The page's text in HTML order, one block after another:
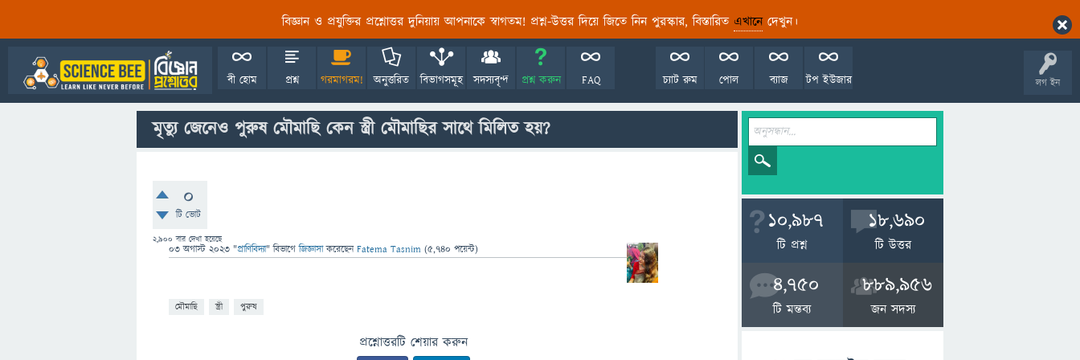
বিজ্ঞান ও প্রযুক্তির প্রশ্নোত্তর দুনিয়ায় আপনাকে স্বাগতম! প্রশ্ন-উত্তর দিয়ে জিতে নিন পুরস্কার, বিস্তারিত এখানেদেখুন।
লগ ইন
বী হোম প্রশ্ন গরমাগরম! অনুত্তরিত বিভাগসমূহ সদস্যবৃন্দ প্রশ্ন করুন FAQ টপ ইউজার
ব্যাজ
পোল
চ্যাট রুম
মৃত্যু জেনেও পুরুষ মৌমাছি কেন স্ত্রী মৌমাছির সাথে মিলিত হয়?
0
টি ভোট
2,900 বার দেখা হয়েছে
03 অগাস্ট 2023 "প্রাণিবিদ্যা" বিভাগে জিজ্ঞাসাকরেছেনFatema Tasnim (5,740 পয়েন্ট)
মৌমাছি স্ত্রী পুরুষ
প্রশ্নোত্তরটি শেয়ার করুন
10,987
টি প্রশ্ন
18,690
টি উত্তর
4,750
টি মন্তব্য
889,956
জন সদস্য